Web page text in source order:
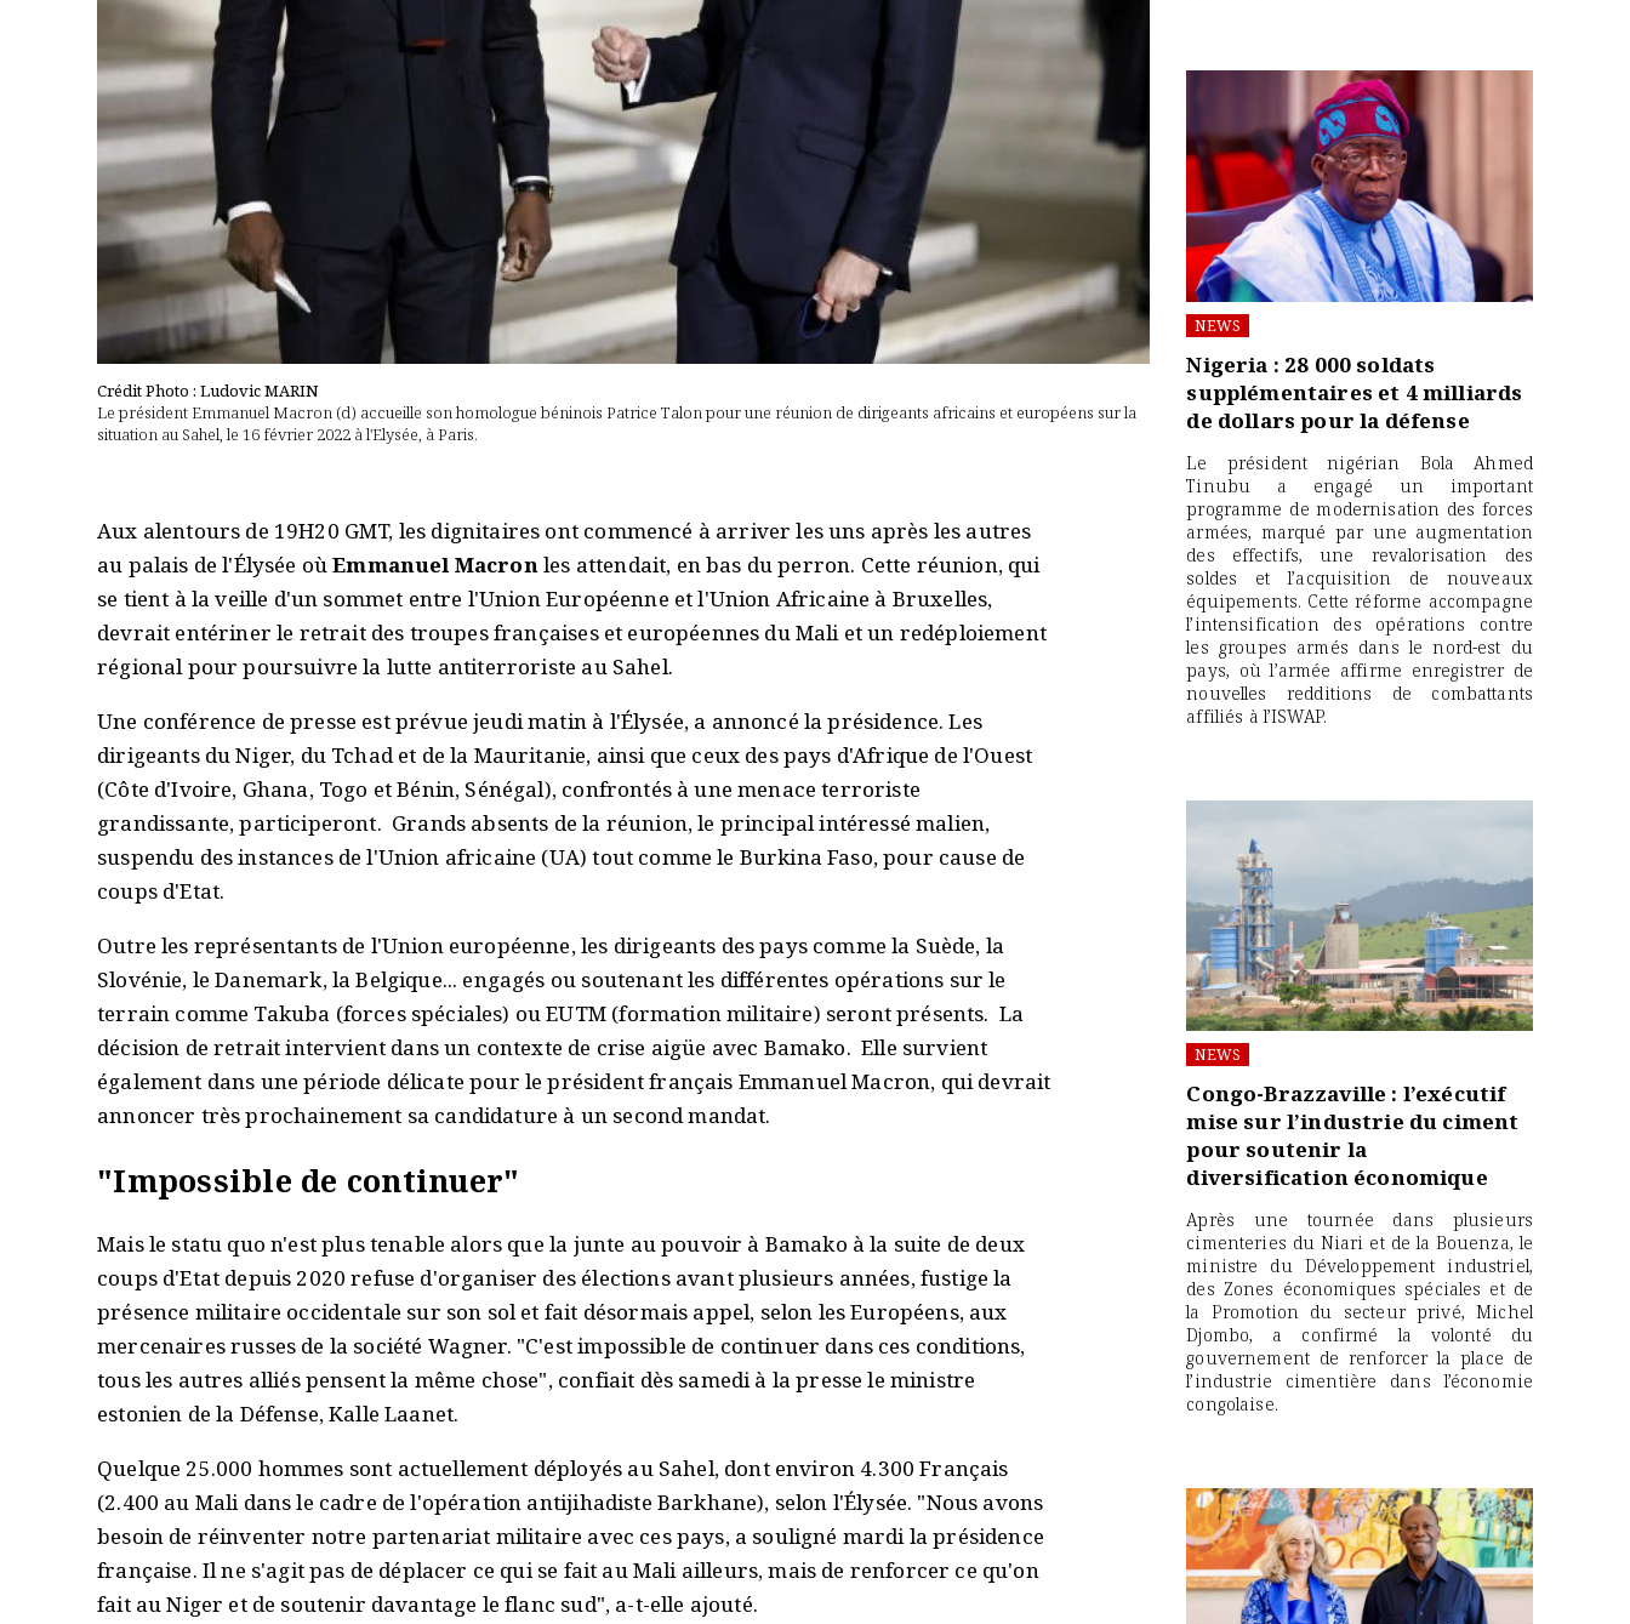
Crédit Photo : Ludovic MARIN
Le président Emmanuel Macron (d) accueille son homologue béninois Patrice Talon pour une réunion de dirigeants africains et européens sur la
situation au Sahel, le 16 février 2022 à l'Elysée, à Paris.
Aux alentours de 19H20 GMT, les dignitaires ont commencé à arriver les uns après les autres
au palais de l'Élysée oùEmmanuel Macronles attendait, en bas du perron. Cette réunion, qui
se tient à la veille d'un sommet entre l'Union Européenne et l'Union Africaine à Bruxelles,
devrait entériner le retrait des troupes françaises et européennes du Mali et un redéploiement
régional pour poursuivre la lutte antiterroriste au Sahel.
Une conférence de presse est prévue jeudi matin à l'Élysée, a annoncé la présidence. Les
dirigeants du Niger, du Tchad et de la Mauritanie, ainsi que ceux des pays d'Afrique de l'Ouest
(Côte d'Ivoire, Ghana, Togo et Bénin, Sénégal), confrontés à une menace terroriste
grandissante, participeront. Grands absents de la réunion, le principal intéressé malien,
suspendu des instances de l'Union africaine (UA) tout comme le Burkina Faso, pour cause de
coups d'Etat.
Outre les représentants de l'Union européenne, les dirigeants des pays comme la Suède, la
Slovénie, le Danemark, la Belgique... engagés ou soutenant les différentes opérations sur le
terrain comme Takuba (forces spéciales) ou EUTM (formation militaire) seront présents. La
décision de retrait intervient dans un contexte de crise aigüe avec Bamako. Elle survient
également dans une période délicate pour le président français Emmanuel Macron, qui devrait
annoncer très prochainement sa candidature à un second mandat.
"Impossible de continuer"
Mais le statu quo n'est plus tenable alors que la junte au pouvoir à Bamako à la suite de deux
coups d'Etat depuis 2020 refuse d'organiser des élections avant plusieurs années, fustige la
présence militaire occidentale sur son sol et fait désormais appel, selon les Européens, aux
mercenaires russes de la société Wagner. "C'est impossible de continuer dans ces conditions,
tous les autres alliés pensent la même chose", confiait dès samedi à la presse le ministre
estonien de la Défense, Kalle Laanet.
Quelque 25.000 hommes sont actuellement déployés au Sahel, dont environ 4.300 Français
(2.400 au Mali dans le cadre de l'opération antijihadiste Barkhane), selon l'Élysée. "Nous avons
besoin de réinventer notre partenariat militaire avec ces pays, a souligné mardi la présidence
française. Il ne s'agit pas de déplacer ce qui se fait au Mali ailleurs, mais de renforcer ce qu'on
fait au Niger et de soutenir davantage le flanc sud", a-t-elle ajouté.
NEWS
Nigeria : 28 000 soldats
supplémentaires et 4 milliards
de dollars pour la défense
Le président nigérian Bola Ahmed
Tinubu a engagé un important
programme de modernisation des forces
armées, marqué par une augmentation
des effectifs, une revalorisation des
soldes et l’acquisition de nouveaux
équipements. Cette réforme accompagne
l’intensification des opérations contre
les groupes armés dans le nord-est du
pays, où l’armée affirme enregistrer de
nouvelles redditions de combattants
affiliés à l’ISWAP.
NEWS
Congo-Brazzaville : l’exécutif
mise sur l’industrie du ciment
pour soutenir la
diversification économique
Après une tournée dans plusieurs
cimenteries du Niari et de la Bouenza, le
ministre du Développement industriel,
des Zones économiques spéciales et de
la Promotion du secteur privé, Michel
Djombo, a confirmé la volonté du
gouvernement de renforcer la place de
l’industrie cimentière dans l’économie
congolaise.